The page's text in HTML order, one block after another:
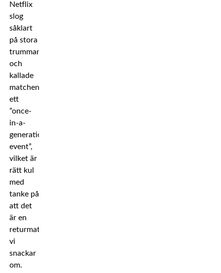
Netflix
slog
såklart
på stora
trumman
och
kallade
matchen
ett
”once-
in-a-
generation
event”,
vilket är
rätt kul
med
tanke på
att det
är en
returmatch
vi
snackar
om.